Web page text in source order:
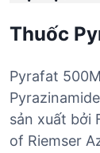
Thuốc
Pyrafat
sản xuất bởi
of Riemser